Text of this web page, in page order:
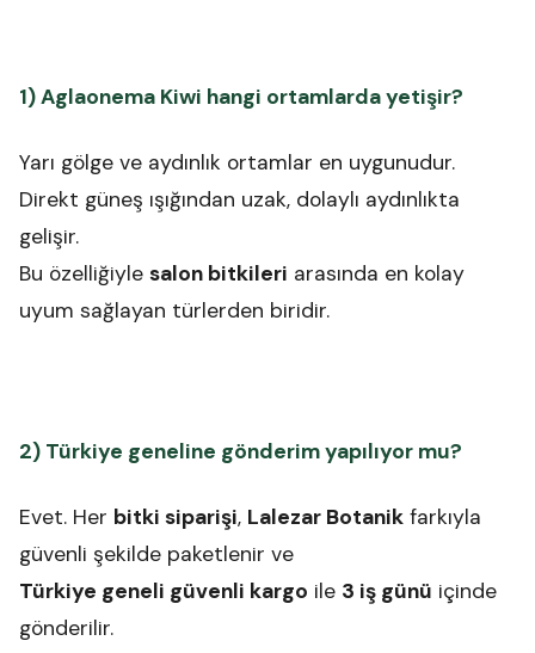
1) Aglaonema Kiwi hangi ortamlarda yetişir?
Yarı gölge ve aydınlık ortamlar en uygunudur.
Direkt güneş ışığından uzak, dolaylı aydınlıkta
gelişir.
Bu özelliğiyle salon bitkileri arasında en kolay
uyum sağlayan türlerden biridir.
2) Türkiye geneline gönderim yapılıyor mu?
Evet. Her bitki siparişi, Lalezar Botanik farkıyla
güvenli şekilde paketlenir ve
Türkiye geneli güvenli kargo ile 3 iş günü içinde
gönderilir.